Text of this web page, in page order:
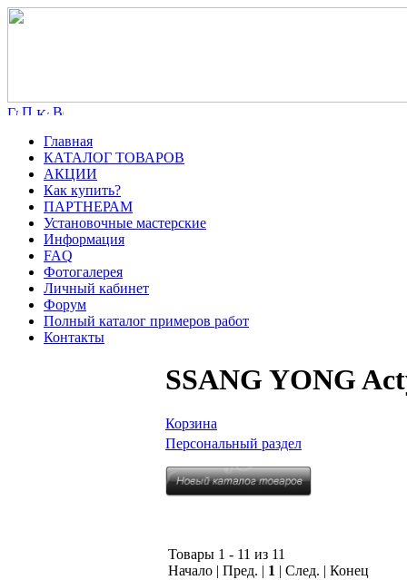
Главная
КАТАЛОГ ТОВАРОВ
АКЦИИ
Как купить?
ПАРТНЕРАМ
Установочные мастерские
Информация
FAQ
Фотогалерея
Личный кабинет
Форум
Полный каталог примеров работ
Контакты
SSANG YONG
Корзина
Персональный раздел
Товары 1 - 11 из 11
Начало | Пред. | 1 | След. | Конец